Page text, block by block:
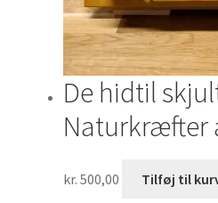
De hidtil
Naturkræfter
kr. 500,00 Tilføj til